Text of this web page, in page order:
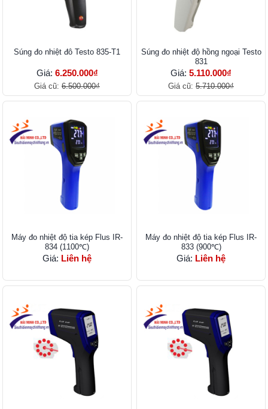
Súng đo nhiệt đô Testo 835-T1
Giá: 6.250.000₫
Giá cũ: 6.500.000₫
Súng đo nhiệt độ hồng ngoại Testo
831
Giá: 5.110.000₫
Giá cũ: 5.710.000₫
Máy đo nhiệt độ tia kép Flus IR-
834 (1100℃)
Giá: Liên hệ
Máy đo nhiệt độ tia kép Flus IR-
833 (900℃)
Giá: Liên hệ